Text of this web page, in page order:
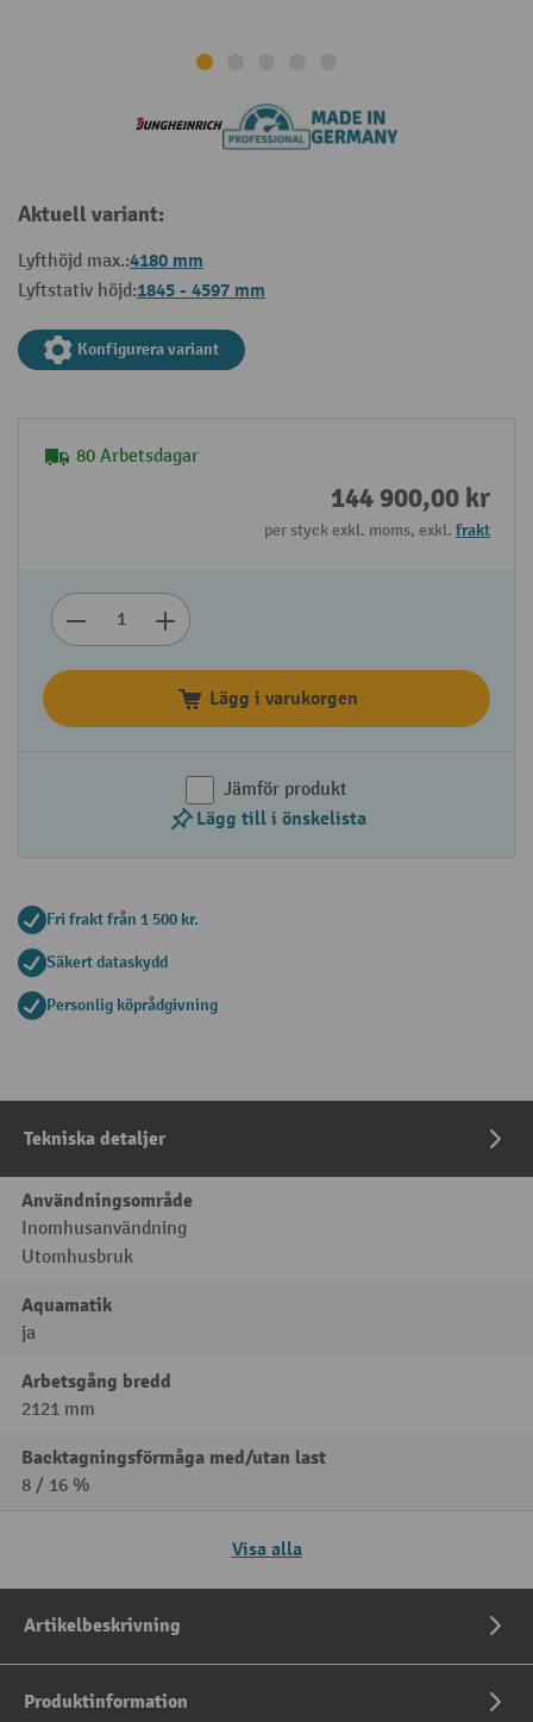
Aktuell variant:
Lyfthöjd max.:4180 mm
Lyftstativ höjd:1845 - 4597 mm
Konfigurera variant
80 Arbetsdagar
144 900,00 kr
per styck exkl. moms, exkl. frakt
Lägg i varukorgen
Jämför produkt
Lägg till i önskelista
Fri frakt från 1 500 kr.
Säkert dataskydd
Personlig köprådgivning
Tekniska detaljer
Användningsområde
Inomhusanvändning
Utomhusbruk
Aquamatik
ja
Arbetsgång bredd
2121 mm
Backtagningsförmåga med/utan last
8 / 16 %
Visa alla
Artikelbeskrivning
Produktinformation